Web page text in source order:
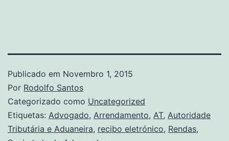
Publicado em Novembro 1, 2015
Por Rodolfo Santos
Categorizado como Uncategorized
Etiquetas: Advogado, Arrendamento, AT, Autoridade
Tributária e Aduaneira, recibo eletrónico, Rendas,